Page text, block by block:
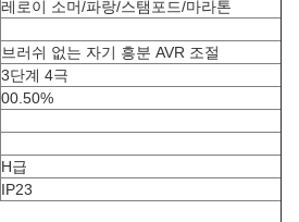
레로이 소머/파랑/스탬포드/마라톤
브러쉬 없는 자기 흥분 AVR 조절
3단계 4극
00.50%
H급
IP23